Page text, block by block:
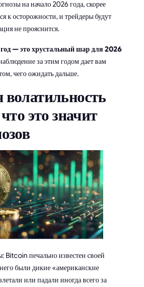
на начало 2026 года, скорее
к осторожности, и трейдеры будут
не прояснится.
— это хрустальный шар для 2026
за этим годом дает вам
чего ожидать дальше.
это значит
Bitcoin печально известен своей
были дикие «американские
или падали иногда всего за